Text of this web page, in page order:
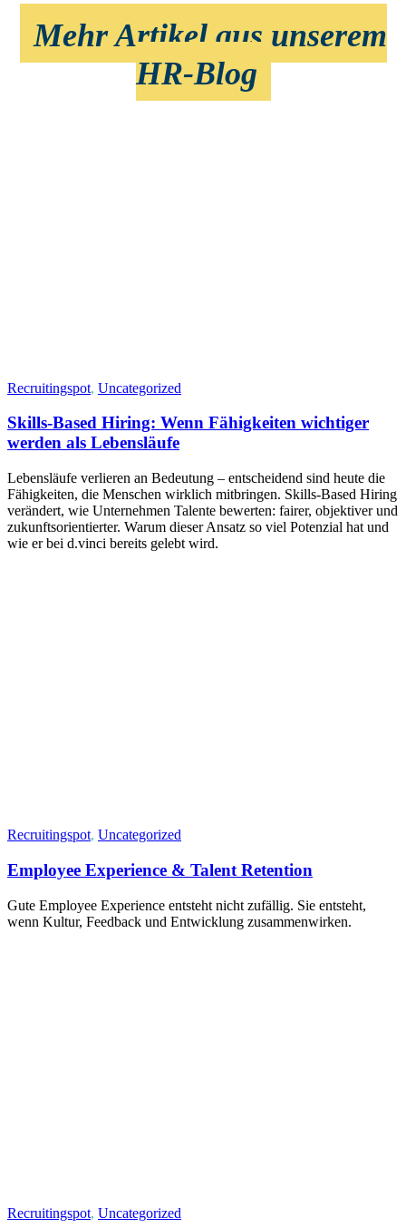
Mehr Artikel aus unserem
HR-Blog
Recruitingspot, Uncategorized
Skills-Based Hiring: Wenn Fähigkeiten wichtiger
werden als Lebensläufe
Lebensläufe verlieren an Bedeutung – entscheidend sind heute die
Fähigkeiten, die Menschen wirklich mitbringen. Skills-Based Hiring
verändert, wie Unternehmen Talente bewerten: fairer, objektiver und
zukunftsorientierter. Warum dieser Ansatz so viel Potenzial hat und
wie er bei d.vinci bereits gelebt wird.
Recruitingspot, Uncategorized
Employee Experience & Talent Retention
Gute Employee Experience entsteht nicht zufällig. Sie entsteht,
wenn Kultur, Feedback und Entwicklung zusammenwirken.
Recruitingspot, Uncategorized